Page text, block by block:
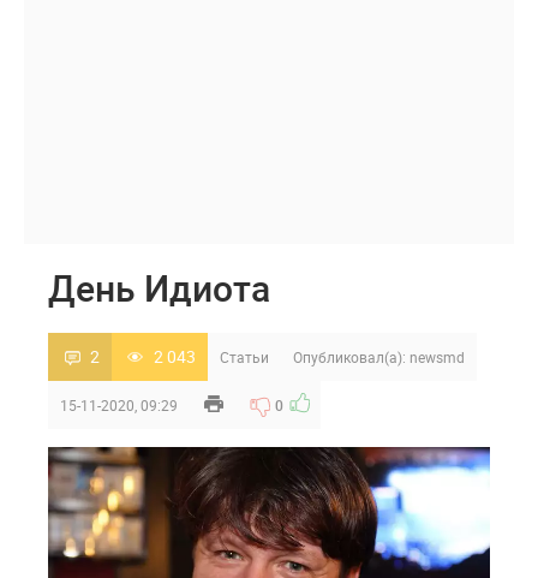
День Идиота
2 2 043 Статьи Опубликовал(а): newsmd
15-11-2020, 09:29 0